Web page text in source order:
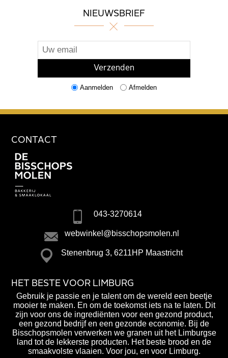
NIEUWSBRIEF
Aanmelden Afmelden
CONTACT
043-3270614
webwinkel@bisschopsmolen.nl
Stenenbrug 3, 6211HP Maastricht
HET BESTE VOOR LIMBURG
Gebruik je passie en je talent om de wereld een beetje
mooier te maken. En om de toekomst iets na te laten. Dit
zijn voor ons de ingrediënten voor een gezond product,
een gezond bedrijf en een gezonde economie. Bij de
Bisschopsmolen verwerken we granen uit het Limburgse
land tot de lekkerste producten. Het beste brood en de
smaakvolste vlaaien. Voor jou, en voor Limburg.